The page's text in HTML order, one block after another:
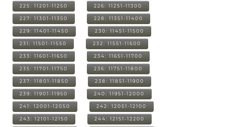
225: 11201-11250 226: 11251-11300
227: 11301-11350 228: 11351-11400
229: 11401-11450 230: 11451-11500
231: 11501-11550 232: 11551-11600
233: 11601-11650 234: 11651-11700
235: 11701-11750 236: 11751-11800
237: 11801-11850 238: 11851-11900
239: 11901-11950 240: 11951-12000
241: 12001-12050 242: 12051-12100
243: 12101-12150 244: 12151-12200